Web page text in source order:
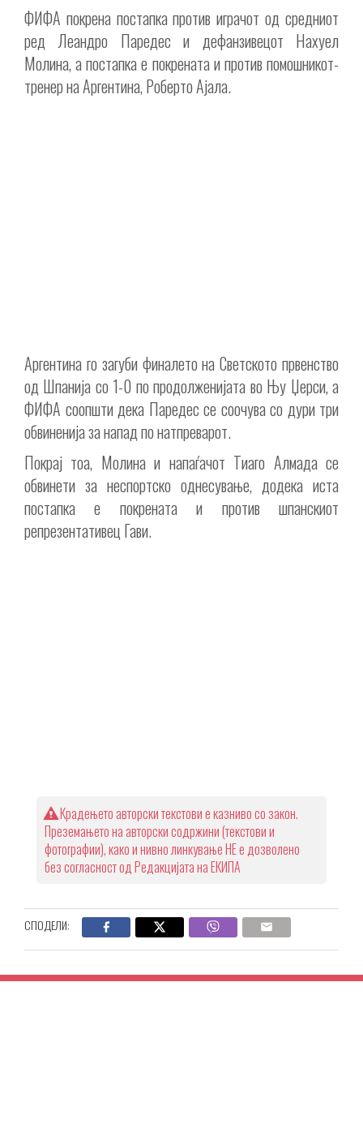
ФИФА покрена постапка против играчот од средниот
ред Леандро Паредес и дефанзивецот Нахуел
Молина, а постапка е покрената и против помошникот-
тренер на Аргентина, Роберто Ајала.
Аргентина го загуби финалето на Светското првенство
од Шпанија со 1-0 по продолженијата во Њу Џерси, а
ФИФА соопшти дека Паредес се соочува со дури три
обвиненија за напад по натпреварот.
Покрај тоа, Молина и напаѓачот Тиаго Алмада се
обвинети за неспортско однесување, додека иста
постапка е покрената и против шпанскиот
репрезентативец Гави.
Крадењето авторски текстови е казниво со закон.
Преземањето на авторски содржини (текстови и
фотографии), како и нивно линкување НЕ е дозволено
без согласност од Редакцијата на ЕКИПА
СПОДЕЛИ: